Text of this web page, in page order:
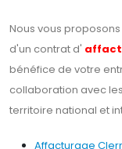
Nous vous
d'un contrat d'
bénéfice de votre
collaboration avec
territoire national et
Affacturage